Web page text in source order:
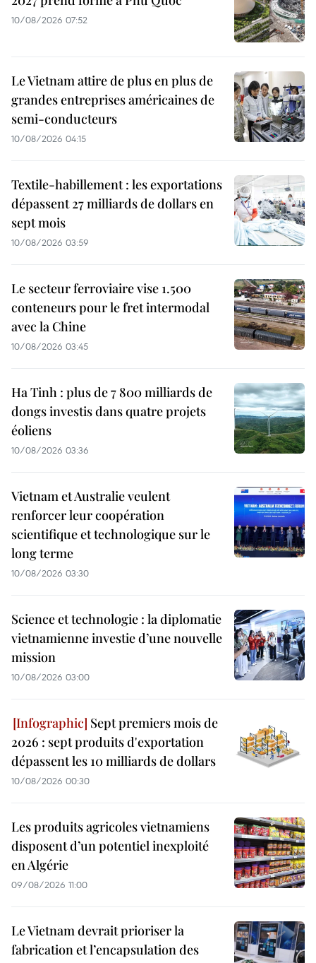
10/08/2026 07:52
Le Vietnam attire de plus en plus de
grandes entreprises américaines de
semi-conducteurs
10/08/2026 04:15
Textile-habillement : les exportations
dépassent 27 milliards de dollars en
sept mois
10/08/2026 03:59
Le secteur ferroviaire vise 1.500
conteneurs pour le fret intermodal
avec la Chine
10/08/2026 03:45
Ha Tinh : plus de 7 800 milliards de
dongs investis dans quatre projets
éoliens
10/08/2026 03:36
Vietnam et Australie veulent
renforcer leur coopération
scientifique et technologique sur le
long terme
10/08/2026 03:30
Science et technologie : la diplomatie
vietnamienne investie d’une nouvelle
mission
10/08/2026 03:00
Sept premiers mois de
2026 : sept produits d'exportation
dépassent les 10 milliards de dollars
10/08/2026 00:30
Les produits agricoles vietnamiens
disposent d’un potentiel inexploité
en Algérie
09/08/2026 11:00
Le Vietnam devrait prioriser la
fabrication et l’encapsulation des